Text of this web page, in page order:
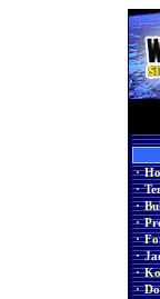
·
·
·
·
·
·
·
·